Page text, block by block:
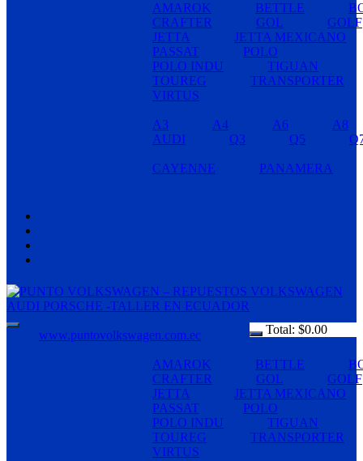
AMAROK BETTLE
CRAFTER
GOL
GOLF
JETTA
JETTA MEXICANO
PASSAT
POLO
POLO INDU
TIGUAN
TOUREG
TRANSPORTER
VIRTUS
A3 A4 A6
A8
AUDI
Q3 Q5
CAYENNE PANAMERA
Total: $0.00
www.puntovolkswagen.com.ec
AMAROK BETTLE
CRAFTER
GOL
GOLF
JETTA
JETTA MEXICANO
PASSAT
POLO
POLO INDU
TIGUAN
TOUREG
TRANSPORTER
VIRTUS